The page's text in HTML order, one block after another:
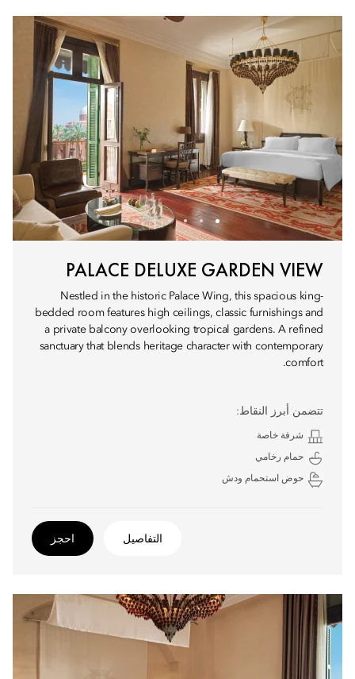
PALACE DELUXE GARDEN VIEW
Nestled in the historic Palace Wing, this spacious king-
bedded room features high ceilings, classic furnishings and
a private balcony overlooking tropical gardens. A refined
sanctuary that blends heritage character with contemporary
comfort.
تتضمن أبرز النقاط:
شرفة خاصة
حمام رخامي
حوض استحمام ودش
التفاصيل احجز